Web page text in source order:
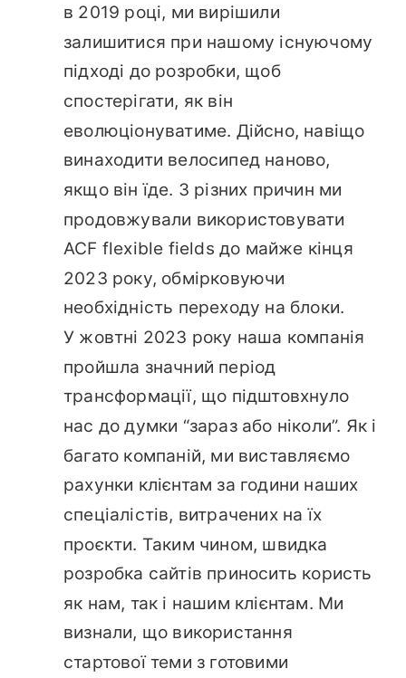
в 2019 році, ми вирішили
залишитися при нашому існуючому
підході до розробки, щоб
спостерігати, як він
еволюціонуватиме. Дійсно, навіщо
винаходити велосипед наново,
якщо він їде. З різних причин ми
продовжували використовувати
ACF flexible fields до майже кінця
2023 року, обмірковуючи
необхідність переходу на блоки.
У жовтні 2023 року наша компанія
пройшла значний період
трансформації, що підштовхнуло
нас до думки “зараз або ніколи”. Як і
багато компаній, ми виставляємо
рахунки клієнтам за години наших
спеціалістів, витрачених на їх
проєкти. Таким чином, швидка
розробка сайтів приносить користь
як нам, так і нашим клієнтам. Ми
визнали, що використання
стартової теми з готовими